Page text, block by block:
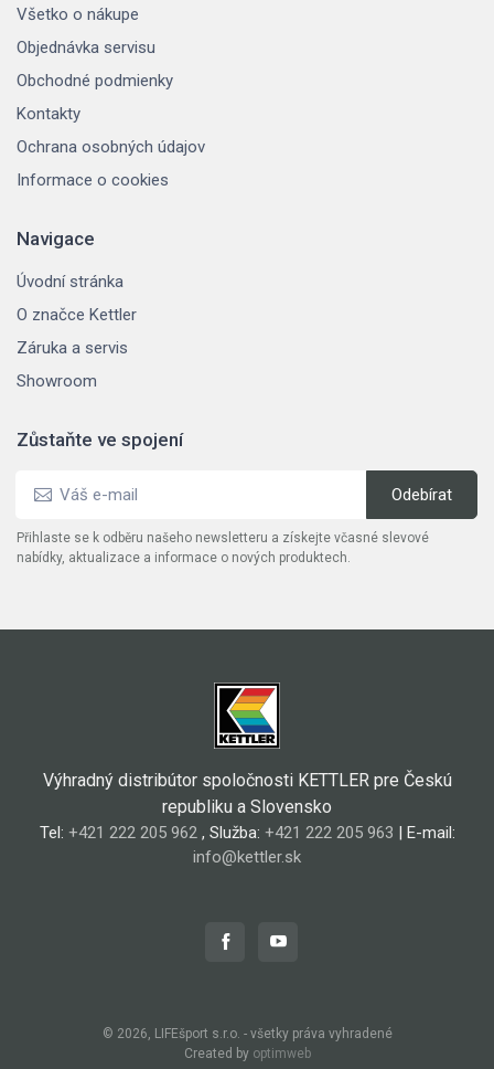
Všetko o nákupe
Objednávka servisu
Obchodné podmienky
Kontakty
Ochrana osobných údajov
Informace o cookies
Navigace
Úvodní stránka
O značce Kettler
Záruka a servis
Showroom
Zůstaňte ve spojení
Přihlaste se k odběru našeho newsletteru a získejte včasné slevové
nabídky, aktualizace a informace o nových produktech.
Výhradný distribútor spoločnosti KETTLER pre Českú
republiku a Slovensko
Tel: +421 222 205 962, Služba: +421 222 205 963 | E-mail:
info@kettler.sk
© 2026, LIFEšport s.r.o. - všetky práva vyhradené
Created by optimweb